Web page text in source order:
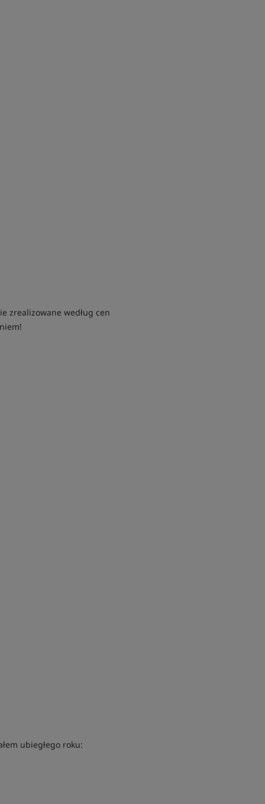
zrealizowane według cen
ubiegłego roku: